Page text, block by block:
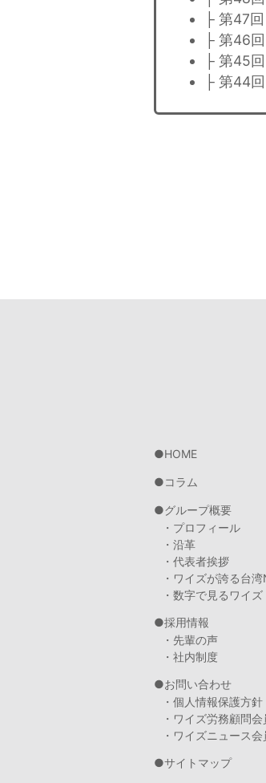
├ 第47
├ 第46
├ 第45
├ 第44
HOME
コラム
グループ概要
・プロフィール
・沿革
・代表者挨拶
・ワイズが誇る台湾
・数字で見るワイズ
採用情報
・先輩の声
・社内制度
お問い合わせ
・個人情報保護方針
・ワイズ労務顧問
・ワイズニュース
サイトマップ